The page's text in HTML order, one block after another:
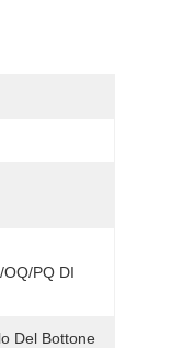
PQ DI
Del Bottone